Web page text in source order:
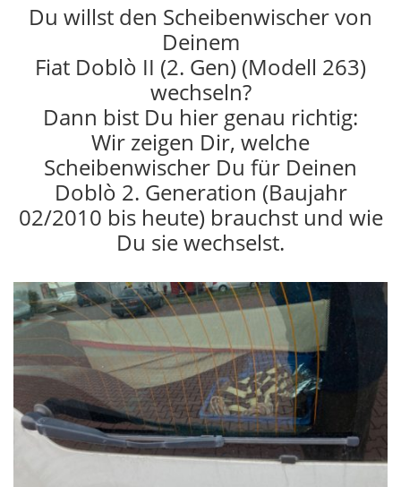
Du willst den Scheibenwischer von
Deinem
Fiat Doblò II (2. Gen) (Modell 263)
wechseln?
Dann bist Du hier genau richtig:
Wir zeigen Dir, welche
Scheibenwischer Du für Deinen
Doblò 2. Generation (Baujahr
02/2010 bis heute) brauchst und wie
Du sie wechselst.